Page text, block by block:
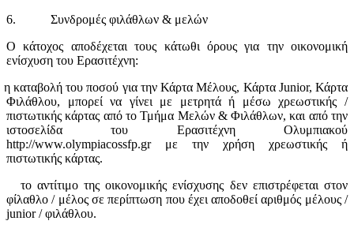
6.
Συνδρομές φιλάθλων & μελών
Ο κάτοχος αποδέχεται τους κάτωθι όρους για την οικονομική
ενίσχυση του Ερασιτέχνη:
η καταβολή του ποσού για την Κάρτα Μέλους, Κάρτα Junior, Κάρτα
Φιλάθλου, μπορεί να γίνει με μετρητά ή μέσω χρεωστικής /
πιστωτικής κάρτας από το Τμήμα Μελών & Φιλάθλων, και από την
ιστοσελίδα του Ερασιτέχνη Ολυμπιακού
http://www.olympiacossfp.gr με την χρήση χρεωστικής ή
πιστωτικής κάρτας.
το αντίτιμο της οικονομικής ενίσχυσης δεν επιστρέφεται στον
φίλαθλο / μέλος σε περίπτωση που έχει αποδοθεί αριθμός μέλους /
junior / φιλάθλου.